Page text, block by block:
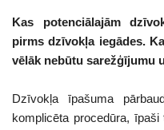
Kas potenciālajām
pirms dzīvokļa iegādes.
vēlāk nebūtu sarežģījumu
Dzīvokļa īpašuma
komplicēta procedūra,